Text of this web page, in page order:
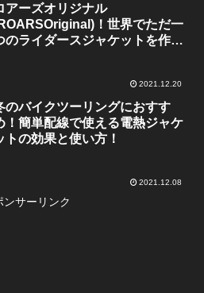
アーズオリジナル
！世界でただ一
のライダースジャケットを作っ
2021.12.20
のバイクツーリングにおすす
！簡単配線で使える電熱ジャケ
トの効果と使い方！
2021.12.08
ンサーリンク